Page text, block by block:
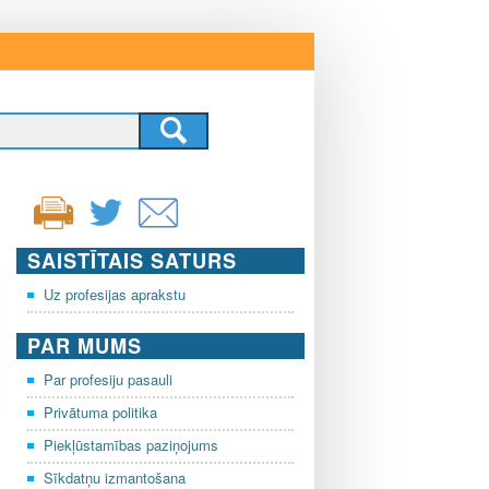
SAISTĪTAIS SATURS
Uz profesijas aprakstu
PAR MUMS
Par profesiju pasauli
Privātuma politika
Piekļūstamības paziņojums
Sīkdatņu izmantošana